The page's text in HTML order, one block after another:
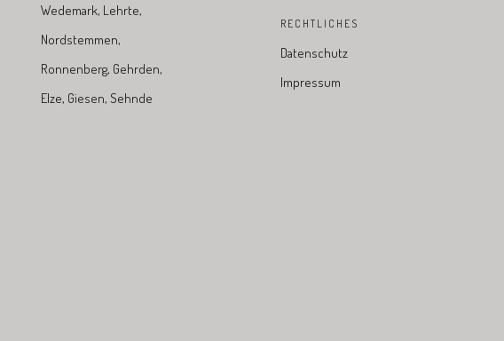
Wedemark, Lehrte,
Nordstemmen,
Ronnenberg, Gehrden,
Elze, Giesen, Sehnde
RECHTLICHES
Datenschutz
Impressum